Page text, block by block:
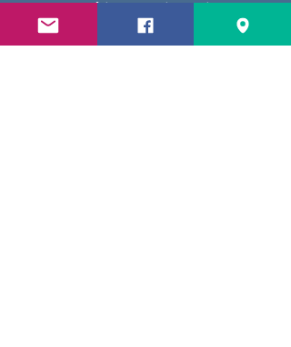
Definire metodologie comuni
Rappresentare un forum per lo scambio di informazioni
Il punto di riferimento per il settore lattiero-caseario italiano.